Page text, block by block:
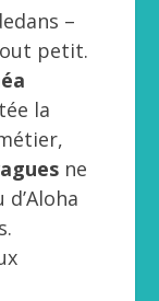
–
petit.
la
ne